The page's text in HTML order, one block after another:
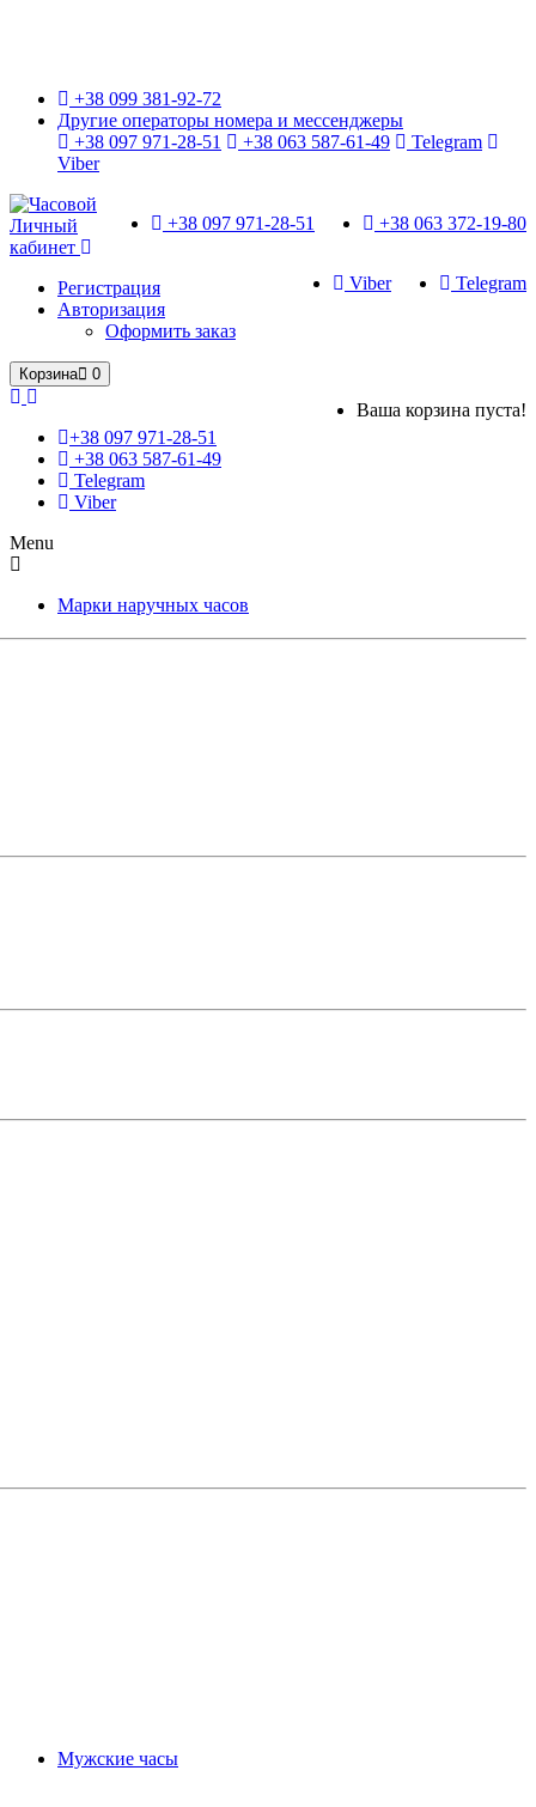
+38 099 381-92-72
Другие операторы номера и мессенджеры
+38 097 971-28-51
+38 063 587-61-49
Telegram
Viber
+38 063 372-19-80
+38 097 971-28-51
Telegram
Viber
Личный
кабинет
Регистрация
Авторизация
Оформить заказ
Корзина 0
Ваша корзина пуста!
+38 097 971-28-51
+38 063 587-61-49
Telegram
Viber
Menu
Марки наручных часов
Мужские часы